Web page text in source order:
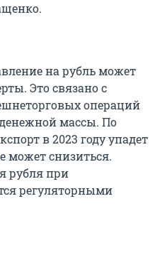
на рубль может
Это связано с
операций
массы. По
в 2023 году упадет
может снизиться.
рубля при
регуляторными